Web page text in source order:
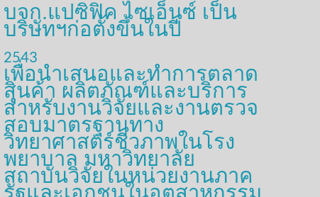
บจก.แปซิฟิค ไซเอ็นซ์ เป็น
บริษัทฯก่อตั้งขึ้นในปี
2543
เพื่อนำเสนอและทำการตลาด
สินค้า ผลิตภัณฑ์และบริการ
สำหรับงานวิจัยและงานตรวจ
สอบมาตรฐานทาง
วิทยาศาสตร์ชีวภาพในโรง
พยาบาล มหาวิทยาลัย
สถาบันวิจัยในหน่วยงานภาค